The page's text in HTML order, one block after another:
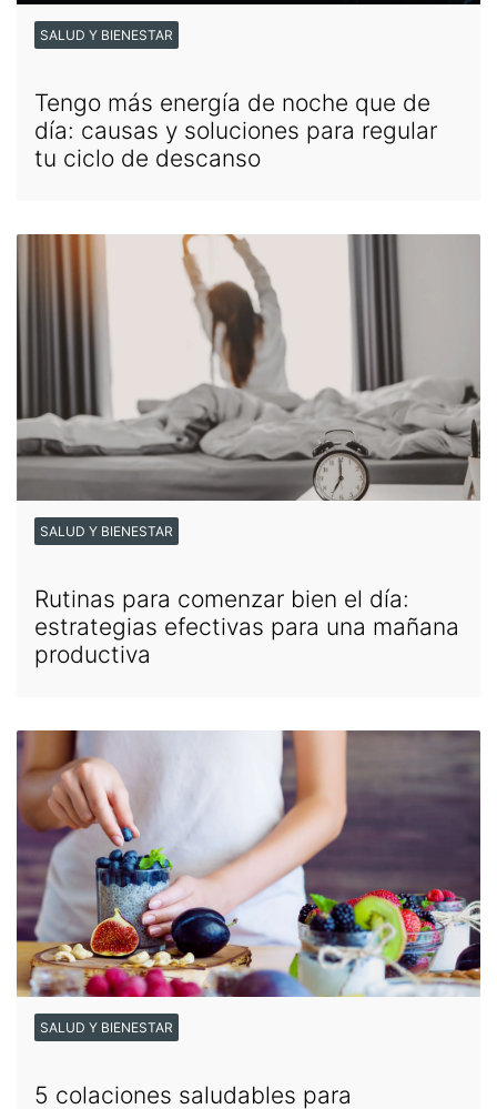
SALUD Y BIENESTAR
Tengo más energía de noche que de
día: causas y soluciones para regular
tu ciclo de descanso
SALUD Y BIENESTAR
Rutinas para comenzar bien el día:
estrategias efectivas para una mañana
productiva
SALUD Y BIENESTAR
5 colaciones saludables para